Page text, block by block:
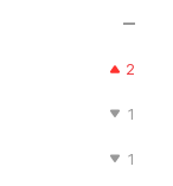
2
1
1